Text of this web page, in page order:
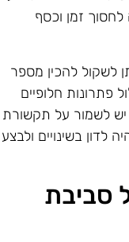
זמן וכסף
לשקול להכין מספר
פתרונות חלופיים
יש לשמור על תקשורת
בשינויים ולבצע
סביבת